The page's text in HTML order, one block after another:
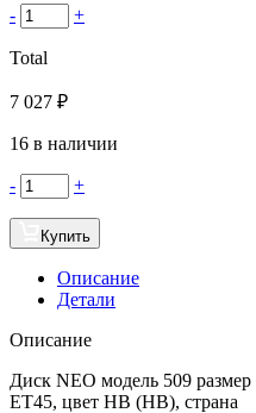
- +
Total
7 027 ₽
16 в наличии
- +
Купить
Описание
Детали
Описание
Диск NEO модель 509
ET45, цвет HB (HB), страна